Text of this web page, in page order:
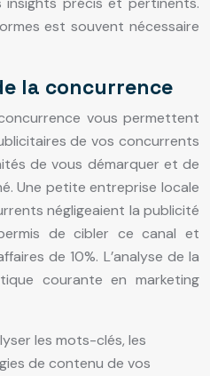
est souvent nécessaire
la concurrence
vous permettent
de vos concurrents
de vous démarquer et de
Une petite entreprise locale
négligeaient la publicité
de cibler ce canal et
de 10%. L’analyse de la
courante en marketing
les mots-clés, les
de contenu de vos